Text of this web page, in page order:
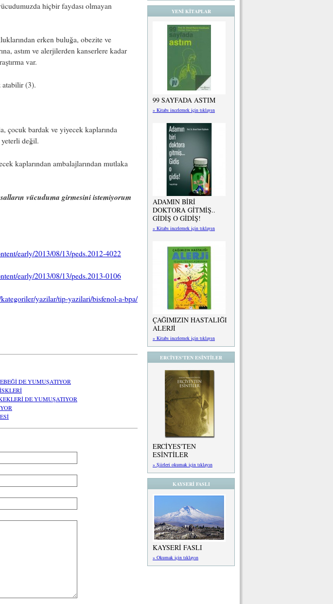
hiçbir faydası olmayan
erken buluğa, obezite ve
astım ve alerjilerden kanserlere kadar
var.
atabilir (3).
çocuk bardak ve yiyecek kaplarında
yeterli değil.
kaplarından ambalajlarından mutlaka
vücuduma girmesini istemiyorum
early/2013/08/13/peds.2012-4022
early/2013/08/13/peds.2013-0106
yazilar/tip-yazilari/bisfenol-a-bpa/
DE YUMUŞATIYOR
DE YUMUŞATIYOR
YENİ KİTAPLAR
99 SAYFADA ASTIM
» Kitabı incelemek için tıklayın
ADAMIN BİRİ
DOKTORA GİTMİŞ..
GİDİŞ O GİDİŞ!
» Kitabı incelemek için tıklayın
ÇAĞIMIZIN HASTALIĞI
ALERJİ
» Kitabı incelemek için tıklayın
ERCİYES'TEN ESİNTİLER
ERCİYES'TEN
ESİNTİLER
» Şiirleri okumak için tıklayın
KAYSERİ FASLI
KAYSERİ FASLI
» Okumak için tıklayın